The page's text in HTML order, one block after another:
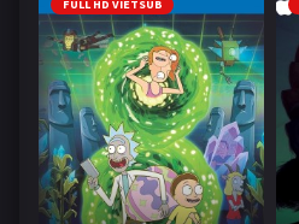
FULL HD VIETSUB